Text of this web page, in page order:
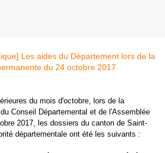
du mois d'octobre, lors de la
Conseil Départemental et de l'Assemblée
2017, les dossiers du canton de Saint-
départementale ont été les suivants :